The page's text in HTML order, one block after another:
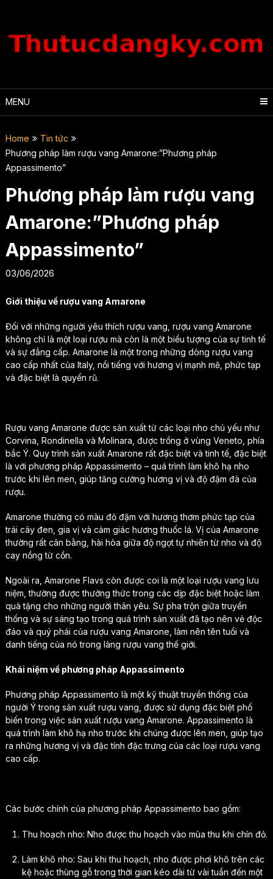
content
MENU
Home
Tin tức
Phương pháp làm rượu vang Amarone:”Phương pháp
Appassimento”
Phương pháp làm rượu vang
Amarone:”Phương pháp
Appassimento”
03/06/2026
Giới thiệu về rượu vang Amarone
Đối với những người yêu thích rượu vang, rượu vang Amarone
không chỉ là một loại rượu mà còn là một biểu tượng của sự tinh tế
và sự đẳng cấp. Amarone là một trong những dòng rượu vang
cao cấp nhất của Italy, nổi tiếng với hương vị mạnh mẽ, phức tạp
và đặc biệt là quyến rũ.
Rượu vang Amarone được sản xuất từ các loại nho chủ yếu như
Corvina, Rondinella và Molinara, được trồng ở vùng Veneto, phía
bắc Ý. Quy trình sản xuất Amarone rất đặc biệt và tinh tế, đặc biệt
là với phương pháp Appassimento – quá trình làm khô hạ nho
trước khi lên men, giúp tăng cường hương vị và độ đậm đà của
rượu.
Amarone thường có màu đỏ đậm với hương thơm phức tạp của
trái cây đen, gia vị và cảm giác hương thuốc lá. Vị của Amarone
thường rất cân bằng, hài hòa giữa độ ngọt tự nhiên từ nho và độ
cay nồng từ cồn.
Ngoài ra, Amarone Flavs còn được coi là một loại rượu vang lưu
niệm, thường được thưởng thức trong các dịp đặc biệt hoặc làm
quà tặng cho những người thân yêu. Sự pha trộn giữa truyền
thống và sự sáng tạo trong quá trình sản xuất đã tạo nên vẻ độc
đáo và quý phái của rượu vang Amarone, làm nên tên tuổi và
danh tiếng của nó trong làng rượu vang thế giới.
Khái niệm về phương pháp Appassimento
Phương pháp Appassimento là một kỹ thuật truyền thống của
người Ý trong sản xuất rượu vang, được sử dụng đặc biệt phổ
biến trong việc sản xuất rượu vang Amarone. Appassimento là
quá trình làm khô hạ nho trước khi chúng được lên men, giúp tạo
ra những hương vị và đặc tính đặc trưng của các loại rượu vang
cao cấp.
Các bước chính của phương pháp Appassimento bao gồm:
Thu hoạch nho: Nho được thu hoạch vào mùa thu khi chín đỏ.
Làm khô nho: Sau khi thu hoạch, nho được phơi khô trên các
kệ hoặc thùng gỗ trong thời gian kéo dài từ vài tuần đến một